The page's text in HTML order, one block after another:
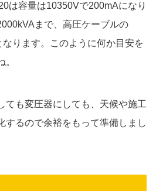
は容量は10350Vで200mAになり
まで、高圧ケーブルの
ります。このように何か目安を
ても変圧器にしても、天候や施工
するので余裕をもって準備しまし